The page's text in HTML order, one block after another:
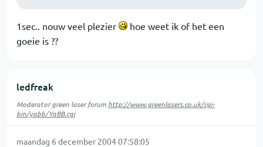
1sec.. nouw veel plezier
hoe weet ik of het een
goeie is ??
ledfreak
Moderator green laser forum http://www.greenlasers.co.uk/cgi-
bin/yabb/YaBB.cgi
maandag 6 december 2004 07:58:05